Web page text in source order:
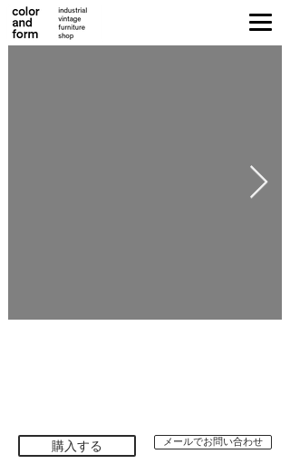
購入する メールでお問い合わせ